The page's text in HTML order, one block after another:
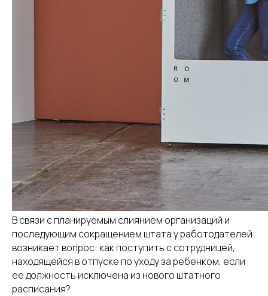
В связи с планируемым слиянием организаций и
последующим сокращением штата у работодателей
возникает вопрос: как поступить с сотрудницей,
находящейся в отпуске по уходу за ребенком, если
ее должность исключена из нового штатного
расписания?